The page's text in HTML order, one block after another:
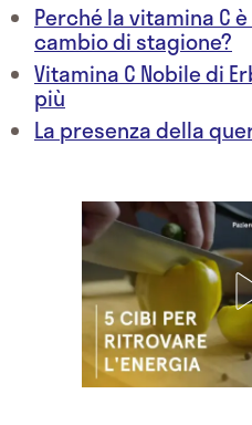
Perché la vitamina C
cambio di stagione?
Vitamina C Nobile di
più
La presenza della